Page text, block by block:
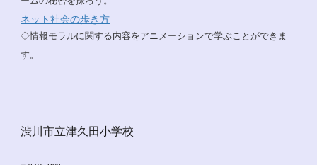
ネット社会の歩き方
◇情報モラルに関する内容をアニメーションで学ぶことができま
す。
渋川市立津久田小学校